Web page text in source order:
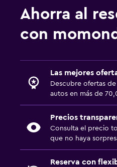
Ahorra al
con
Las mejores
Descubre ofertas
autos en más de
Precios
Consulta el precio
que no haya
Reserva con